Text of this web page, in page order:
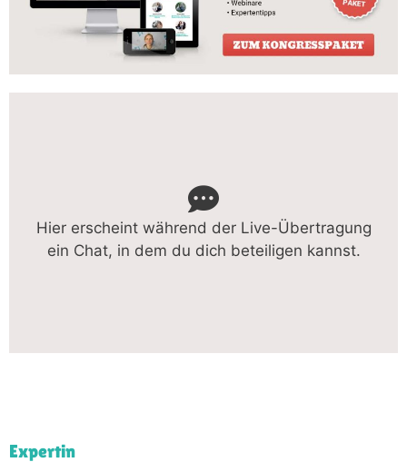
Hier erscheint während der Live-Übertragung
ein Chat, in dem du dich beteiligen kannst.
Expertin